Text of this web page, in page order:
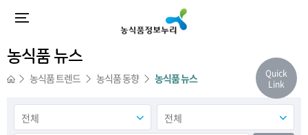
농식품 뉴스
농식품 트렌드 농식품 동향 농식품 뉴스
Quick
Link